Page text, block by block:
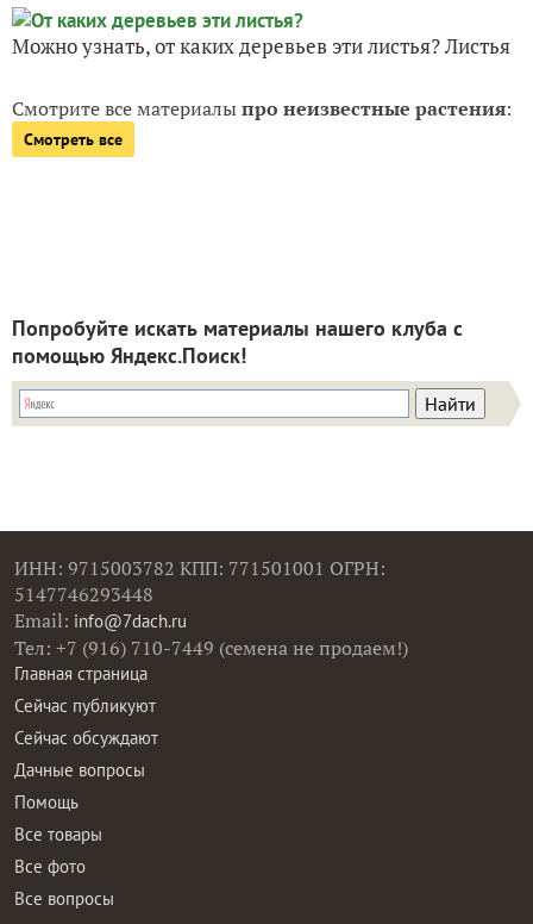
Можно узнать, от каких деревьев эти листья? Листья
Смотрите все материалыпро неизвестные растения:
Смотреть все
Попробуйте искать материалы нашего клуба с
помощью Яндекс.Поиск!
ИНН: 9715003782 КПП: 771501001 ОГРН:
5147746293448
Email: info@7dach.ru
Тел: +7 (916) 710-7449 (семена не продаем!)
Главная страница
Сейчас публикуют
Сейчас обсуждают
Дачные вопросы
Помощь
Все товары
Все фото
Все вопросы